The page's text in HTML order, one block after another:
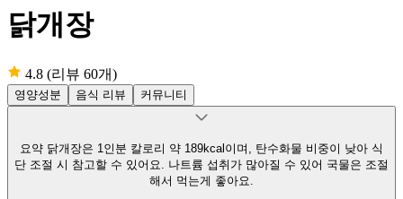
닭개장
4.8 (리뷰 60개)
영양성분 음식 리뷰 커뮤니티
요약 닭개장은 1인분 칼로리 약 189kcal이며, 탄수화물 비중이 낮아 식
단 조절 시 참고할 수 있어요. 나트륨 섭취가 많아질 수 있어 국물은 조절
해서 먹는게 좋아요.